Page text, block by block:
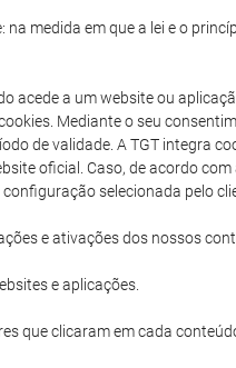
na medida em que a lei e o
acede a um website ou
Mediante o seu
de validade. A TGT integra
oficial. Caso, de acordo
selecionada pelo
e ativações dos nossos
e aplicações.
que clicaram em cada